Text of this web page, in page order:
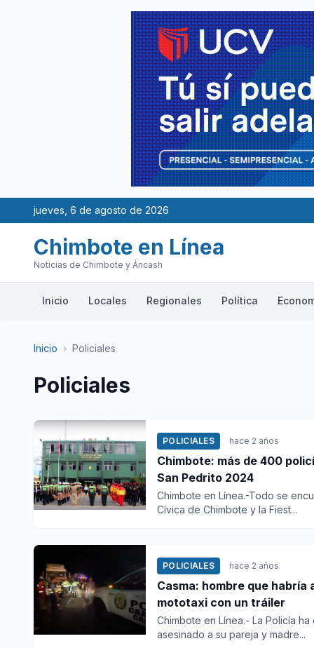
jueves, 6 de agosto de 2026
Chimbote en Línea
Noticias de Chimbote y Áncash
Inicio Locales Regionales Política
Inicio › Policiales
Policiales
POLICIALES hace 2 años
Chimbote: más de 400
San Pedrito 2024
Chimbote en Línea.-Todo se
Cívica de Chimbote y la Fiest...
POLICIALES hace 2 años
Casma: hombre que
mototaxi con un tráiler
Chimbote en Línea.- La Policía
asesinado a su pareja y madre...